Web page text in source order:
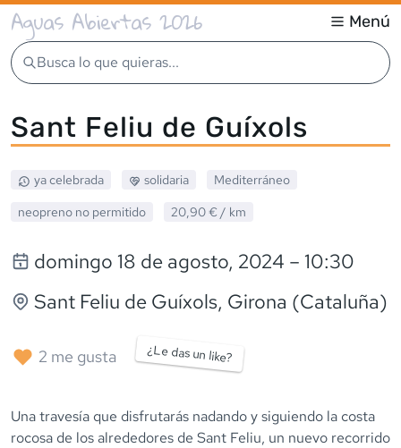
Aguas Abiertas 2026 Menú
Busca lo que quieras...
Sant Feliu de Guíxols
ya celebrada solidaria
Mediterráneo
neopreno no permitido 20,90 € / km
domingo 18 de agosto, 2024 – 10:30
Sant Feliu de Guíxols, Girona (Cataluña)
2 me gusta ¿Le das un like?
Una travesía que disfrutarás nadando y siguiendo la costa
rocosa de los alrededores de Sant Feliu, un nuevo recorrido